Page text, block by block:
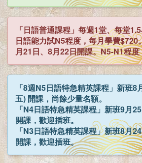
「日語普通課程」每週1堂、每堂
日語能力試N5程度，每月學費$720
月21日、8月22日開課。N5-N1程
「8週N5日語特急精英課程」新班8
五) 開課，尚餘少量名額。
「N4日語特急精英課程」新班9月
開課，歡迎插班。
「N3日語特急精英課程」新班8月
開課，歡迎插班。